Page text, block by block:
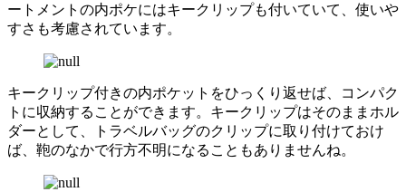
ートメントの内ポケにはキークリップも付いていて、使いや
すさも考慮されています。
キークリップ付きの内ポケットをひっくり返せば、コンパク
トに収納することができます。キークリップはそのままホル
ダーとして、トラベルバッグのクリップに取り付けておけ
ば、鞄のなかで行方不明になることもありませんね。